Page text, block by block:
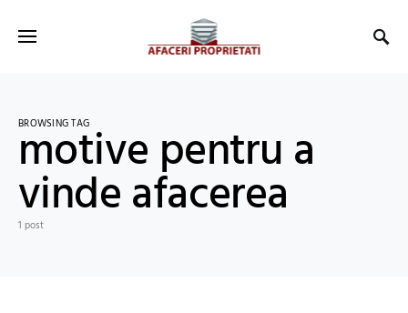
BROWSING TAG
motive pentru a
vinde afacerea
1 post